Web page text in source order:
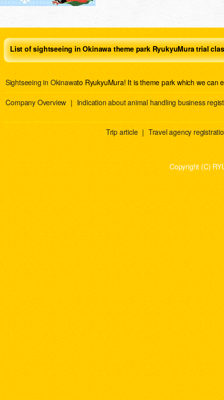
List of sightseeing in Okinawa theme park RyukyuMura trial
Sightseeing in Okinawato RyukyuMura! It is theme park which we can
Company Overview ｜ Indication about animal handling business
Trip article ｜ Travel agency
Copyright (C)